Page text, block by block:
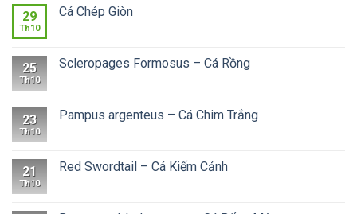
29
Th10
Cá Chép Giòn
25
Th10
Scleropages Formosus – Cá Rồng
23
Th10
Pampus argenteus – Cá Chim Trắng
21
Th10
Red Swordtail – Cá Kiếm Cảnh